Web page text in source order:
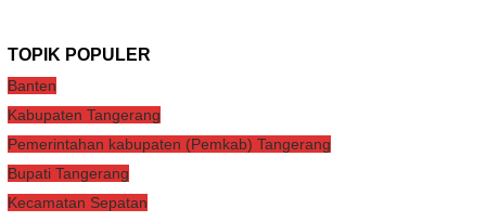
TOPIK POPULER
Banten
Kabupaten Tangerang
Pemerintahan kabupaten (Pemkab) Tangerang
Bupati Tangerang
Kecamatan Sepatan